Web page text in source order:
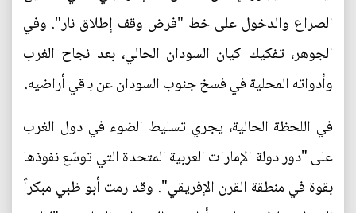
الصراع والدخول على خط "فرض وقف إطلاق نار". وفي
الجوهر، تفكيك كيان السودان الحالي، بعد نجاح الغرب
وأدواته المحلية في فسخ جنوب السودان عن باقي أراضيه.
في اللحظة الحالية، يجري تسليط الضوء في دول الغرب
على "دور دولة الإمارات العربية المتحدة التي توسّع نفوذها
بقوة في منطقة القرن الإفريقي". وقد رمت أبو ظبي مبكراً